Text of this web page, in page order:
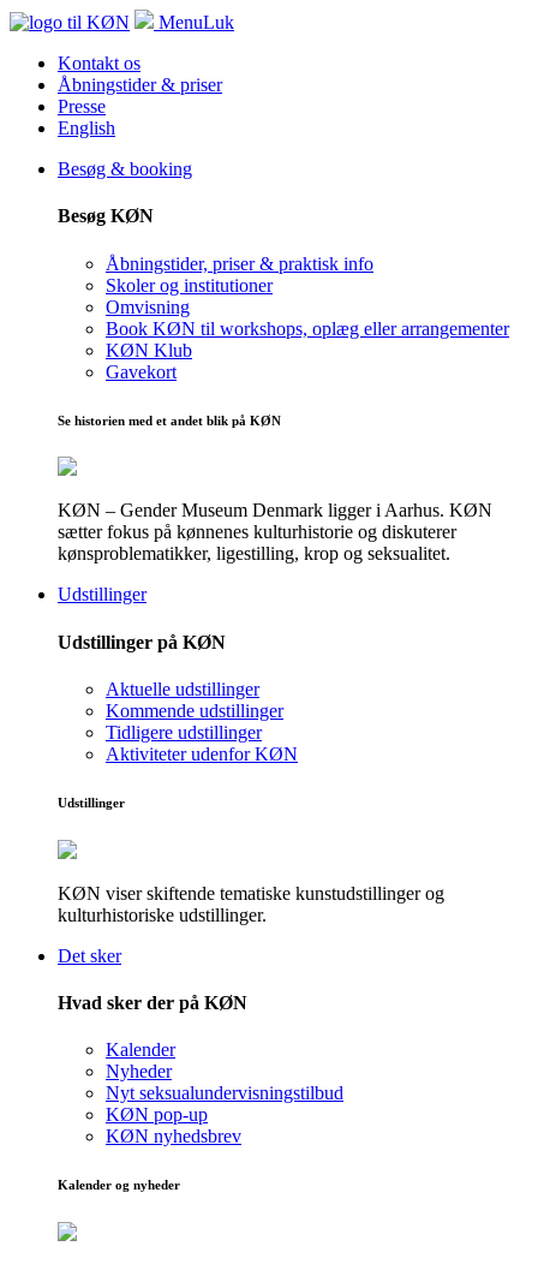
MenuLuk
Kontakt os
Åbningstider & priser
Presse
English
Besøg & booking
Besøg KØN
Åbningstider, priser & praktisk info
Skoler og institutioner
Omvisning
Book KØN til workshops, oplæg eller arrangementer
KØN Klub
Gavekort
Se historien med et andet blik på KØN
KØN – Gender Museum Denmark ligger i Aarhus. KØN
sætter fokus på kønnenes kulturhistorie og diskuterer
kønsproblematikker, ligestilling, krop og seksualitet.
Udstillinger
Udstillinger på KØN
Aktuelle udstillinger
Kommende udstillinger
Tidligere udstillinger
Aktiviteter udenfor KØN
Udstillinger
KØN viser skiftende tematiske kunstudstillinger og
kulturhistoriske udstillinger.
Det sker
Hvad sker der på KØN
Kalender
Nyheder
Nyt seksualundervisningstilbud
KØN pop-up
KØN nyhedsbrev
Kalender og nyheder